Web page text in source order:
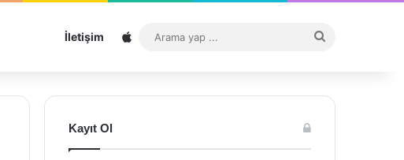
İletişim Sitemap
...
Kayıt Ol